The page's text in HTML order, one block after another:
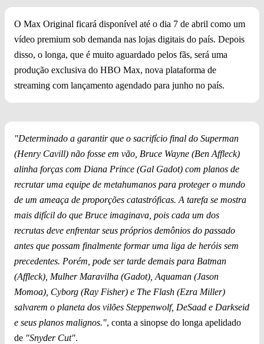
O Max Original ficará disponível até o dia 7 de abril como um
vídeo premium sob demanda nas lojas digitais do país. Depois
disso, o longa, que é muito aguardado pelos fãs, será uma
produção exclusiva do HBO Max, nova plataforma de
streaming com lançamento agendado para junho no país.
"Determinado a garantir que o sacrifício final do Superman
(Henry Cavill) não fosse em vão, Bruce Wayne (Ben Affleck)
alinha forças com Diana Prince (Gal Gadot) com planos de
recrutar uma equipe de metahumanos para proteger o mundo
de um ameaça de proporções catastróficas. A tarefa se mostra
mais difícil do que Bruce imaginava, pois cada um dos
recrutas deve enfrentar seus próprios demônios do passado
antes que possam finalmente formar uma liga de heróis sem
precedentes. Porém, pode ser tarde demais para Batman
(Affleck), Mulher Maravilha (Gadot), Aquaman (Jason
Momoa), Cyborg (Ray Fisher) e The Flash (Ezra Miller)
salvarem o planeta dos vilões Steppenwolf, DeSaad e Darkseid
e seus planos malignos.", conta a sinopse do longa apelidado
de "Snyder Cut".